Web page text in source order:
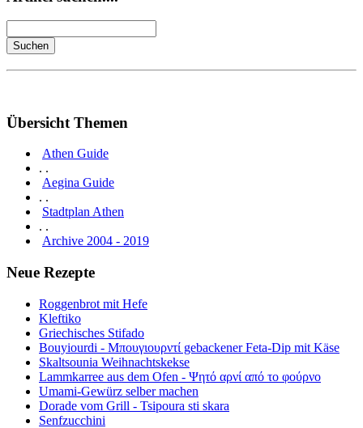
Übersicht Themen
Athen Guide
. .
Aegina Guide
. .
Stadtplan Athen
. .
Archive 2004 - 2019
Neue Rezepte
Roggenbrot mit Hefe
Kleftiko
Griechisches Stifado
Bouyiourdi - Μπουγιουρντί gebackener Feta-Dip mit Käse
Skaltsounia Weihnachtskekse
Lammkarree aus dem Ofen - Ψητό αρνί από το φούρνο
Umami-Gewürz selber machen
Dorade vom Grill - Tsipoura sti skara
Senfzucchini